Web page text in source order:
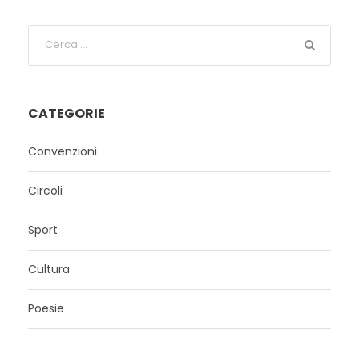
CATEGORIE
Convenzioni
Circoli
Sport
Cultura
Poesie